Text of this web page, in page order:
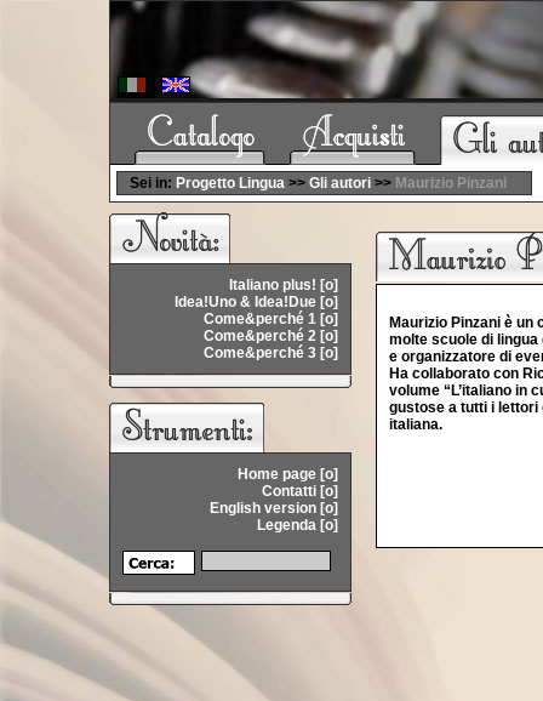
Sei in: Progetto Lingua >> Gli autori >> Maurizio Pinzani
Italiano plus! [o]
Idea!Uno & Idea!Due [o]
Come&perché 1 [o]
Come&perché 2 [o]
Come&perché 3 [o]
Home page [o]
Contatti [o]
English version [o]
Legenda [o]
Maurizio Pinzani è
molte scuole di
e organizzatore di
Ha collaborato con
volume “L’italiano in
gustose a tutti i lettori
italiana.